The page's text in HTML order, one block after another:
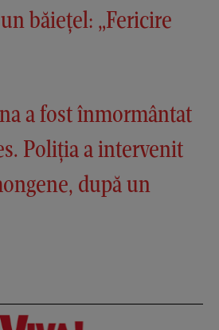
băiețel: „Fericire
a fost înmormântat
Poliția a intervenit
după un